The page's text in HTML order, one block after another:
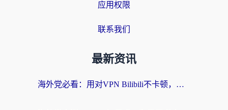
应用权限
联系我们
最新资讯
海外党必看：用对VPN Bilibili不卡顿，英国玩国内游戏也丝滑——2026回国加速器选择指南